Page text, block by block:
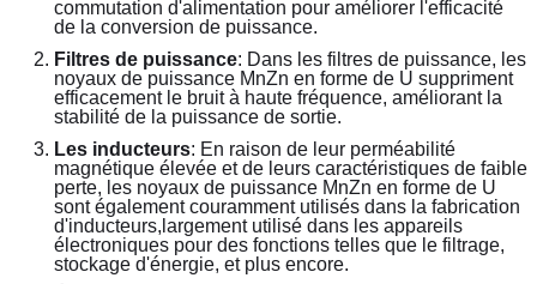
commutation d'alimentation pour améliorer l'efficacité
de la conversion de puissance.
Filtres de puissance: Dans les filtres de puissance, les
noyaux de puissance MnZn en forme de U suppriment
efficacement le bruit à haute fréquence, améliorant la
stabilité de la puissance de sortie.
Les inducteurs: En raison de leur perméabilité
magnétique élevée et de leurs caractéristiques de faible
perte, les noyaux de puissance MnZn en forme de U
sont également couramment utilisés dans la fabrication
d'inducteurs,largement utilisé dans les appareils
électroniques pour des fonctions telles que le filtrage,
stockage d'énergie, et plus encore.